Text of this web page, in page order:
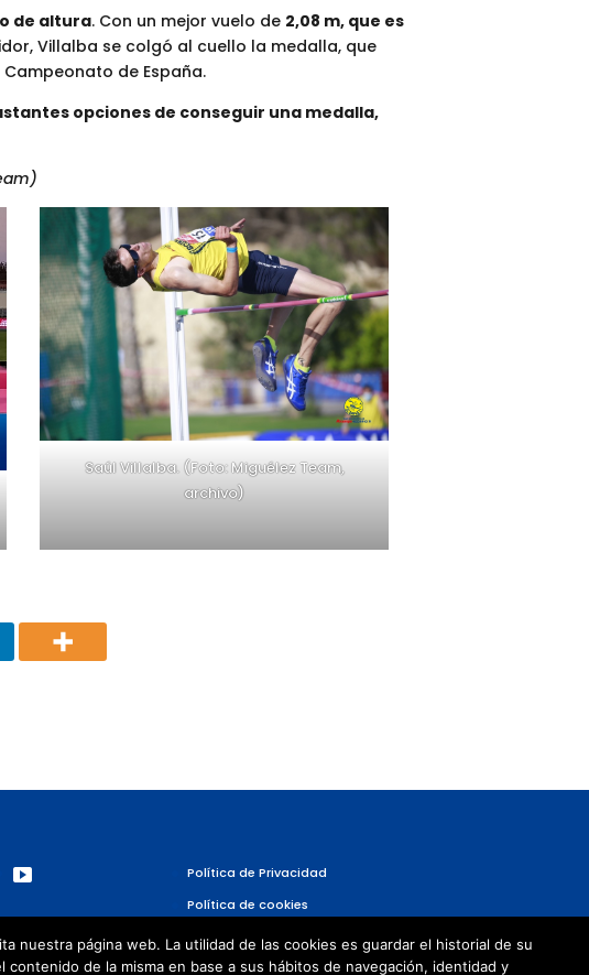
de altura. Con un mejor vuelo de 2,08 m, que es
Villalba se colgó al cuello la medalla, que
de España.
opciones de conseguir una medalla,
Saúl Villalba. (Foto: Miguélez Team,
archivo)
Política de Privacidad
Política de cookies
nuestra página web. La utilidad de las cookies es guardar el historial de su
de la misma en base a sus hábitos de navegación, identidad y